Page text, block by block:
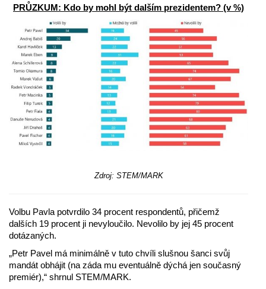
PRŮZKUM: Kdo by mohl být dalším prezidentem? (v %)
Zdroj: STEM/MARK
Volbu Pavla potvrdilo 34 procent respondentů, přičemž
dalších 19 procent ji nevyloučilo. Nevolilo by jej 45 procent
dotázaných.
„Petr Pavel má minimálně v tuto chvíli slušnou šanci svůj
mandát obhájit (na záda mu eventuálně dýchá jen současný
premiér),“ shrnul STEM/MARK.